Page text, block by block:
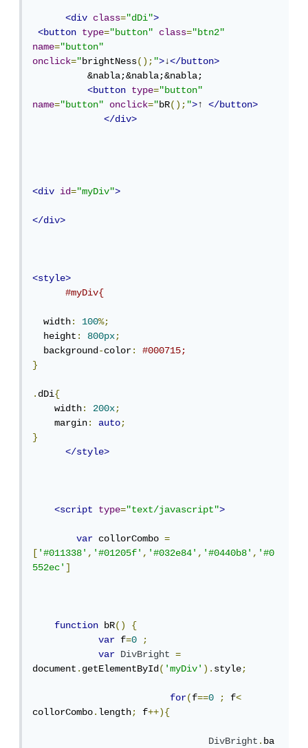
<div class="dDi">
<button
type="button" class="btn2"
name="button"
onclick="brightNess();">↓</button>
          &nabla;&nabla;&nabla;
<button
type="button"
name="button" onclick="bR();">↑ </button>
</div>
<div id="myDiv">
</div>
<style>
#myDiv{
  width
: 100%;
  height
: 800px;
  background
-color:
#000715;
}
.dDi{
    width
: 200x;
    margin
: auto;
}
</style>
<script type="text/javascript">
var collorCombo =
['#011338','#01205f','#032e84','#0440b8','#0
552ec']
function bR()
{
var f=0
;
var
DivBright
=
document.getElementById('myDiv').style;
for(f==0 ; f<
collorCombo.length; f++){
DivBright.ba